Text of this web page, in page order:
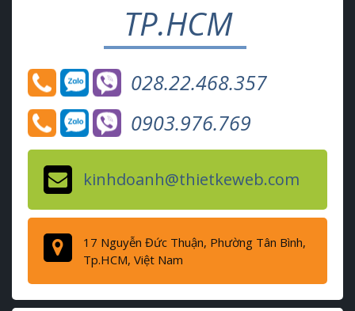
TP.HCM
028.22.468.357
0903.976.769
kinhdoanh@thietkeweb.com
17 Nguyễn Đức Thuận, Phường Tân Bình,
Tp.HCM, Việt Nam